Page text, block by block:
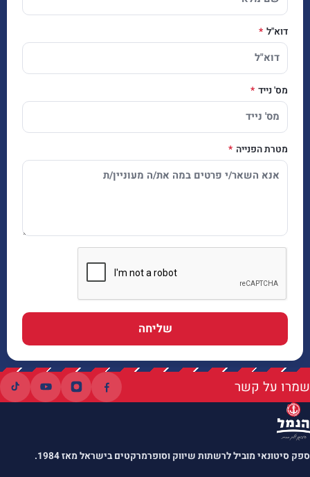
דוא"ל
מס' נייד
מטרת הפנייה
שליחה
שמרו על קשר
ספק סיטונאי מוביל לרשתות שיווק וסופרמרקטים בישראל מאז 1984.